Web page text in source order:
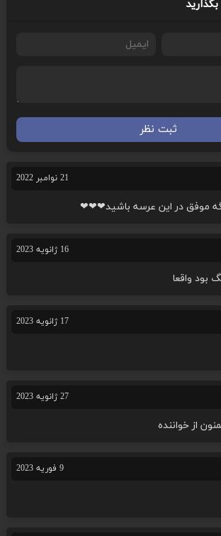
ثبت نظر
21 نوامبر 2022
موفق در این عرسه باشید❤❤❤
16 ژانویه 2023
بود واقعا
17 ژانویه 2023
27 ژانویه 2023
از خواننده
9 فوریه 2023